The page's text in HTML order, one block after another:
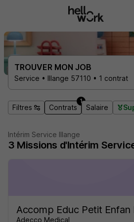
TROUVER MON JOB
Service • Illange 57110 • 1 contrat
Filtres Contrats
1
Salaire
Intérim Service Illange
3 Missions d'Intérim
Accomp Educ Petit Enfan
Adecco Medical